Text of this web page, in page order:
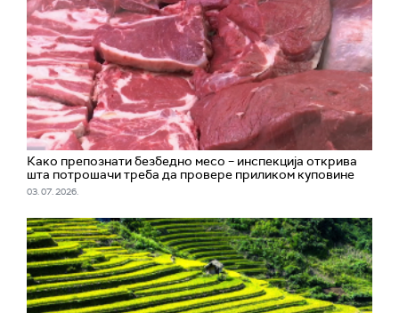
Како препознати безбедно месо – инспекција открива
шта потрошачи треба да провере приликом куповине
03. 07. 2026.